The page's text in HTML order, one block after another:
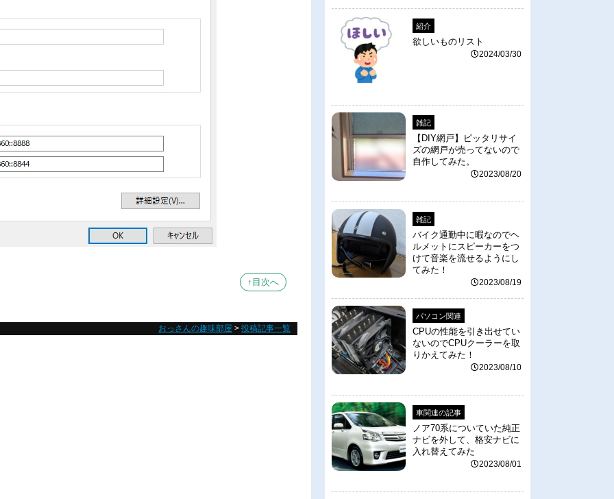
↑目次へ
おっさんの趣味部屋 > 投稿記事一覧
紹介
欲しいものリスト
2024/03/30
雑記
【DIY網戸】ピッタリサイ
ズの網戸が売ってないので
自作してみた。
2023/08/20
雑記
バイク通勤中に暇なのでヘ
ルメットにスピーカーをつ
けて音楽を流せるようにし
てみた！
2023/08/19
パソコン関連
CPUの性能を引き出せてい
ないのでCPUクーラーを取
りかえてみた！
2023/08/10
車関連の記事
ノア70系についていた純正
ナビを外して、格安ナビに
入れ替えてみた
2023/08/01